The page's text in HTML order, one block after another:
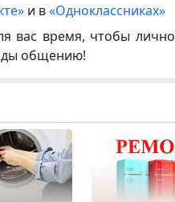
и в«Одноклассниках»
вас время, чтобы
общению!